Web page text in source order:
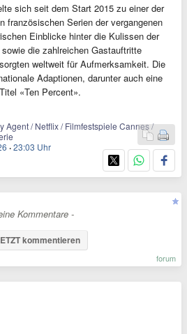
sich seit dem Start 2015 zu einer der
französischen Serien der vergangenen
Einblicke hinter die Kulissen der
die zahlreichen Gastauftritte
weltweit für Aufmerksamkeit. Die
Adaptionen, darunter auch eine
«Ten Percent».
Agent / Netflix / Filmfestspiele Cannes /
·23:03 Uhr
Kommentare -
kommentieren
forum